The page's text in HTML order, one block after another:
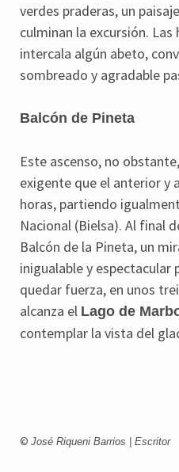
verdes praderas, un
culminan la excursión. Las
intercala algún abeto,
sombreado y agradable
Balcón de Pineta
Este ascenso, no
exigente que el anterior y
horas, partiendo
Nacional (Bielsa). Al final
Balcón de la Pineta, un
inigualable y espectacular
quedar fuerza, en unos
alcanza el Lago de
contemplar la vista del
© José Riqueni Barrios | Escritor